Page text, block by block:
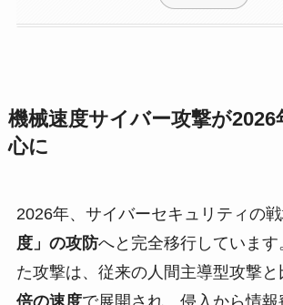
機械速度サイバー攻撃が2026
心に
2026年、サイバーセキュリティの
度」の攻防へと完全移行しています
た攻撃は、従来の人間主導型攻撃と